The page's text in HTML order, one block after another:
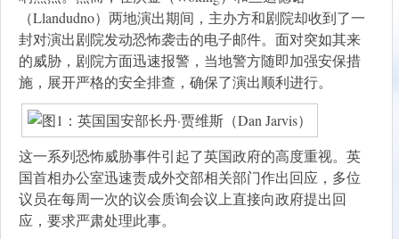
（Llandudno）两地演出期间，主办方和剧院却收到了一
封对演出剧院发动恐怖袭击的电子邮件。面对突如其来
的威胁，剧院方面迅速报警，当地警方随即加强安保措
施，展开严格的安全排查，确保了演出顺利进行。
这一系列恐怖威胁事件引起了英国政府的高度重视。英
国首相办公室迅速责成外交部相关部门作出回应，多位
议员在每周一次的议会质询会议上直接向政府提出回
应，要求严肃处理此事。